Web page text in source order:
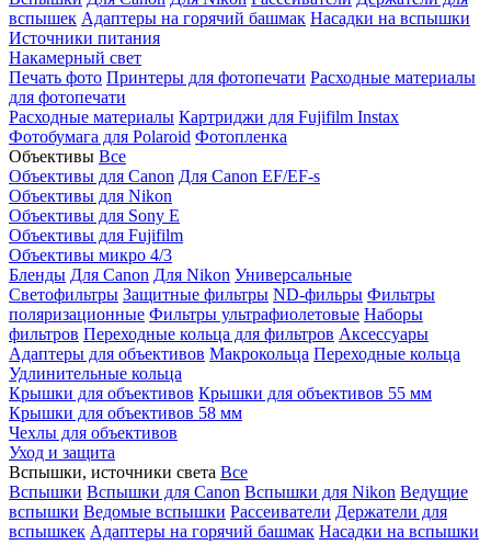
вспышек Адаптеры на горячий башмак Насадки на вспышки
Источники питания
Накамерный свет
Печать фото Принтеры для фотопечати Расходные материалы
для фотопечати
Расходные материалы Картриджи для Fujifilm Instax
Фотобумага для Polaroid Фотопленка
Объективы Все
Объективы для Canon Для Canon EF/EF-s
Объективы для Nikon
Объективы для Sony E
Объективы для Fujifilm
Объективы микро 4/3
Бленды Для Canon Для Nikon Универсальные
Светофильтры Защитные фильтры ND-фильры Фильтры
поляризационные Фильтры ультрафиолетовые Наборы
фильтров Переходные кольца для фильтров Аксессуары
Адаптеры для объективов Макрокольца Переходные кольца
Удлинительные кольца
Крышки для объективов Крышки для объективов 55 мм
Крышки для объективов 58 мм
Чехлы для объективов
Уход и защита
Вспышки, источники света Все
Вспышки Вспышки для Canon Вспышки для Nikon Ведущие
вспышки Ведомые вспышки Рассеиватели Держатели для
вспышкек Адаптеры на горячий башмак Насадки на вспышки